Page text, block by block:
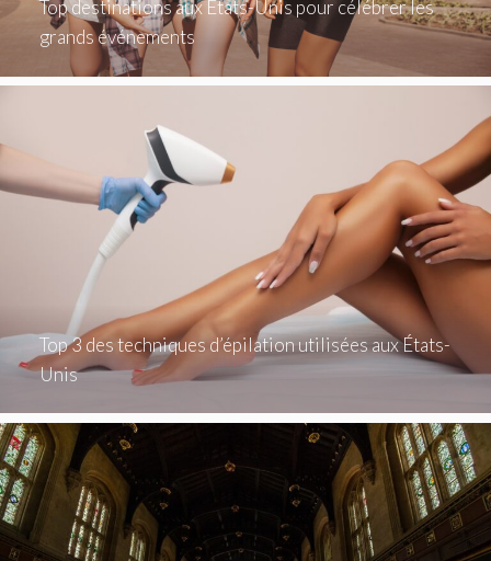
Top destinations aux États-Unis pour célébrer les
grands événements
Top 3 des techniques d’épilation utilisées aux États-
Unis